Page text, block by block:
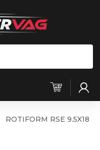
ROTIFORM RSE 9.5X18